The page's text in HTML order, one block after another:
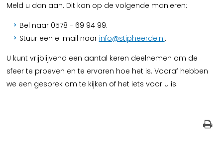
Meld u dan aan. Dit kan op de volgende manieren:
Bel naar 0578 - 69 94 99.
Stuur een e-mail naar info@stipheerde.nl.
U kunt vrijblijvend een aantal keren deelnemen om de
sfeer te proeven en te ervaren hoe het is. Vooraf hebben
we een gesprek om te kijken of het iets voor u is.